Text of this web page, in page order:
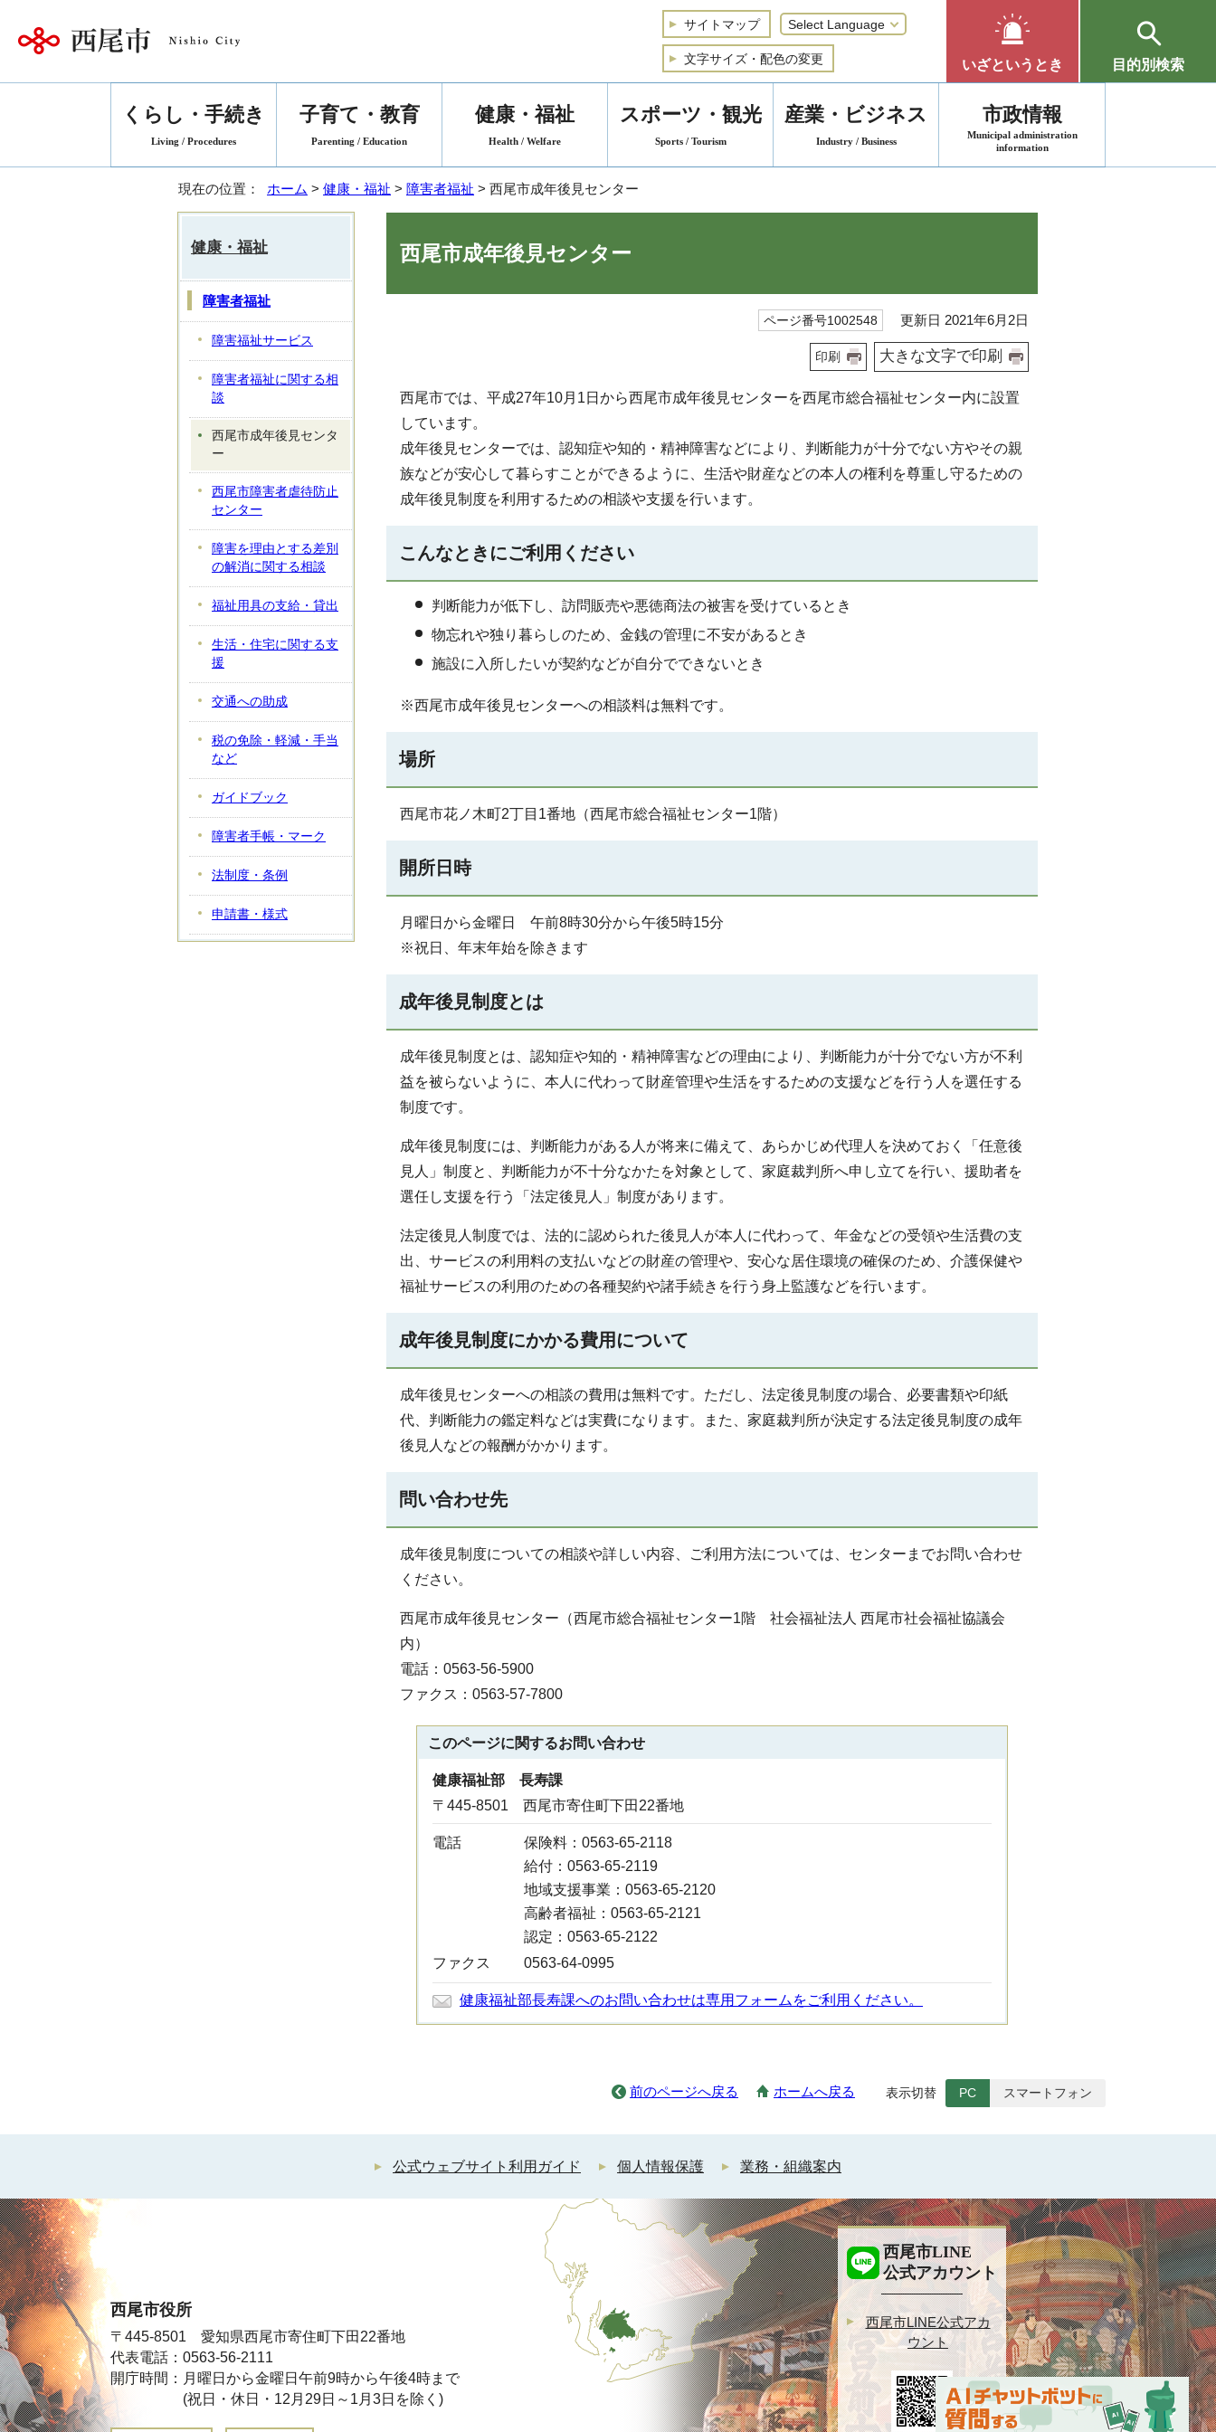
サイトマップ
文字サイズ・配色の変更 いざというとき 目的別検索
くらし・手続き
Living / Procedures
子育て・教育
Parenting / Education
健康・福祉
Health / Welfare
スポーツ・観光
Sports / Tourism
産業・ビジネス
Industry / Business
市政情報
Municipal administration
information
現在の位置： ホーム > 健康・福祉 > 障害者福祉 > 西尾市成年後見センター
西尾市成年後見センター
ページ番号1002548 更新日 2021年6月2日
印刷 大きな文字で印刷
西尾市では、平成27年10月1日から西尾市成年後見センターを西尾市総合福祉センター内に設置
しています。
成年後見センターでは、認知症や知的・精神障害などにより、判断能力が十分でない方やその親
族などが安心して暮らすことができるように、生活や財産などの本人の権利を尊重し守るための
成年後見制度を利用するための相談や支援を行います。
こんなときにご利用ください
判断能力が低下し、訪問販売や悪徳商法の被害を受けているとき
物忘れや独り暮らしのため、金銭の管理に不安があるとき
施設に入所したいが契約などが自分でできないとき
※西尾市成年後見センターへの相談料は無料です。
場所
西尾市花ノ木町2丁目1番地（西尾市総合福祉センター1階）
開所日時
月曜日から金曜日 午前8時30分から午後5時15分
※祝日、年末年始を除きます
成年後見制度とは
成年後見制度とは、認知症や知的・精神障害などの理由により、判断能力が十分でない方が不利
益を被らないように、本人に代わって財産管理や生活をするための支援などを行う人を選任する
制度です。
成年後見制度には、判断能力がある人が将来に備えて、あらかじめ代理人を決めておく「任意後
見人」制度と、判断能力が不十分なかたを対象として、家庭裁判所へ申し立てを行い、援助者を
選任し支援を行う「法定後見人」制度があります。
法定後見人制度では、法的に認められた後見人が本人に代わって、年金などの受領や生活費の支
出、サービスの利用料の支払いなどの財産の管理や、安心な居住環境の確保のため、介護保健や
福祉サービスの利用のための各種契約や諸手続きを行う身上監護などを行います。
成年後見制度にかかる費用について
成年後見センターへの相談の費用は無料です。ただし、法定後見制度の場合、必要書類や印紙
代、判断能力の鑑定料などは実費になります。また、家庭裁判所が決定する法定後見制度の成年
後見人などの報酬がかかります。
問い合わせ先
成年後見制度についての相談や詳しい内容、ご利用方法については、センターまでお問い合わせ
ください。
西尾市成年後見センター（西尾市総合福祉センター1階 社会福祉法人 西尾市社会福祉協議会
内）
電話：0563-56-5900
ファクス：0563-57-7800
このページに関するお問い合わせ
健康福祉部 長寿課
〒445-8501 西尾市寄住町下田22番地
電話
保険料：0563-65-2118
給付：0563-65-2119
地域支援事業：0563-65-2120
高齢者福祉：0563-65-2121
認定：0563-65-2122
ファクス
0563-64-0995
健康福祉部長寿課へのお問い合わせは専用フォームをご利用ください。
健康・福祉
障害者福祉
障害福祉サービス
障害者福祉に関する相
談
西尾市成年後見センタ
ー
西尾市障害者虐待防止
センター
障害を理由とする差別
の解消に関する相談
福祉用具の支給・貸出
生活・住宅に関する支
援
交通への助成
税の免除・軽減・手当
など
ガイドブック
障害者手帳・マーク
法制度・条例
申請書・様式
前のページへ戻る ホームへ戻る 表示切替 PC スマートフォン
公式ウェブサイト利用ガイド 個人情報保護 業務・組織案内
西尾市役所
〒445-8501 愛知県西尾市寄住町下田22番地
代表電話：0563-56-2111
開庁時間：月曜日から金曜日午前9時から午後4時まで
(祝日・休日・12月29日～1月3日を除く)
西尾市LINE
公式アカウント
西尾市LINE公式アカ
ウント